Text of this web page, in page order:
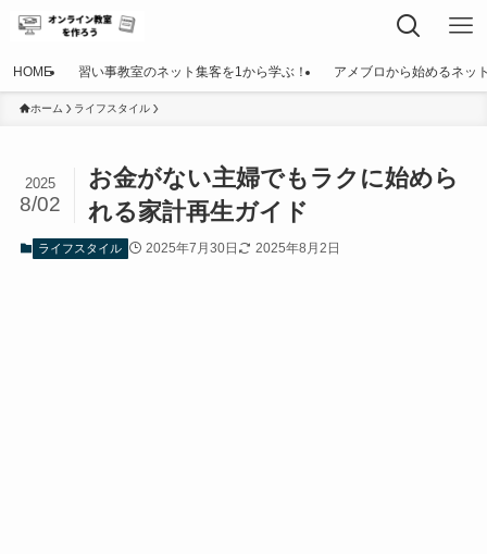
HOME 習い事教室のネット集客を1から学ぶ！ アメブロから始めるネッ
ホーム ライフスタイル
お金がない主婦でもラクに始めら
れる家計再生ガイド
2025
8/02
ライフスタイル 2025年7月30日 2025年8月2日